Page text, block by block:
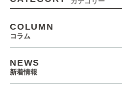
COLUMN
コラム
NEWS
新着情報